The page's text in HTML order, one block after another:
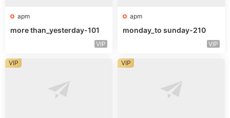
apm
more than_yesterday-101
VIP
apm
monday_to sunday-210
VIP
VIP VIP